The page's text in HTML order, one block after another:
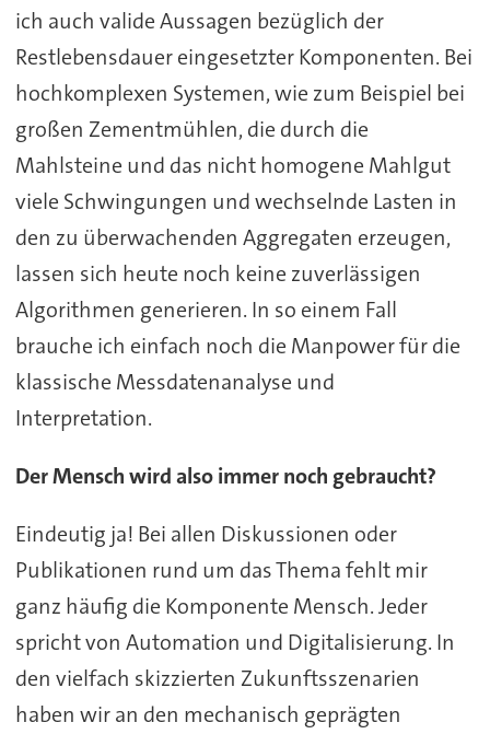
ich auch valide Aussagen bezüglich der
Restlebensdauer eingesetzter Komponenten. Bei
hochkomplexen Systemen, wie zum Beispiel bei
großen Zementmühlen, die durch die
Mahlsteine und das nicht homogene Mahlgut
viele Schwingungen und wechselnde Lasten in
den zu überwachenden Aggregaten erzeugen,
lassen sich heute noch keine zuverlässigen
Algorithmen generieren. In so einem Fall
brauche ich einfach noch die Manpower für die
klassische Messdatenanalyse und
Interpretation.
Der Mensch wird also immer noch gebraucht?
Eindeutig ja! Bei allen Diskussionen oder
Publikationen rund um das Thema fehlt mir
ganz häufig die Komponente Mensch. Jeder
spricht von Automation und Digitalisierung. In
den vielfach skizzierten Zukunftsszenarien
haben wir an den mechanisch geprägten